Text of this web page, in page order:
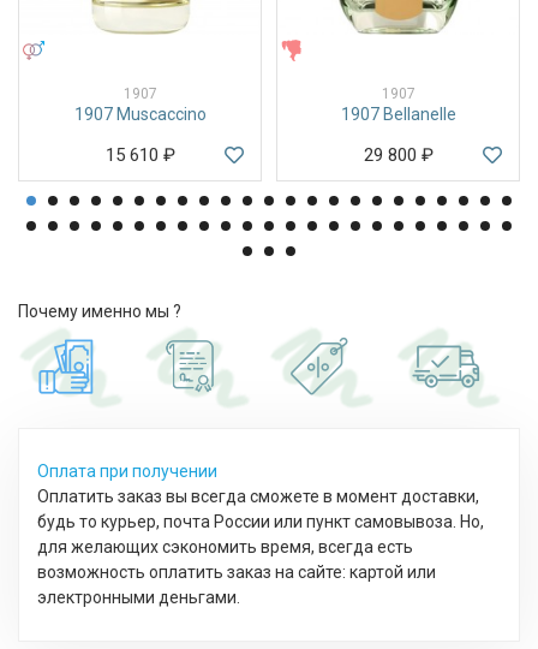
1907
1907 Muscaccino
15 610 ₽
1907
1907 Bellanelle
29 800 ₽
Почему именно мы ?
Оплата при получении
Оплатить заказ вы всегда сможете в момент доставки,
будь то курьер, почта России или пункт самовывоза. Но,
для желающих сэкономить время, всегда есть
возможность оплатить заказ на сайте: картой или
электронными деньгами.